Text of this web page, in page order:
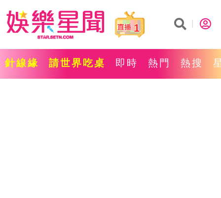
1
針線緣 請世界吃桌 即時 熱門 熱搜